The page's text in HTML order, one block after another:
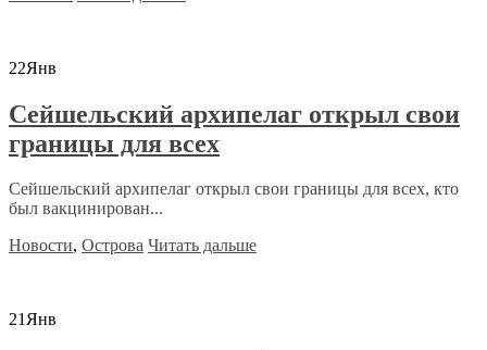
22Янв
Сейшельский архипелаг открыл свои
границы для всех
Сейшельский архипелаг открыл свои границы для всех, кто
был вакцинирован...
Новости, Острова Читать дальше
21Янв